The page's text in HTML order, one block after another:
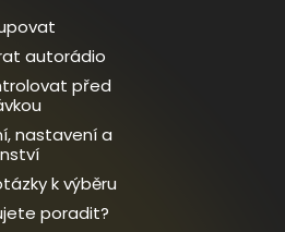
autorádio
před
nastavení a
k výběru
poradit?